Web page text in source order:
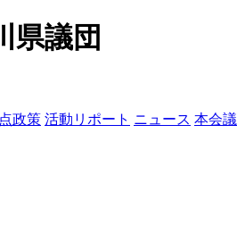
県議団
政策 活動リポート ニュース 本会議